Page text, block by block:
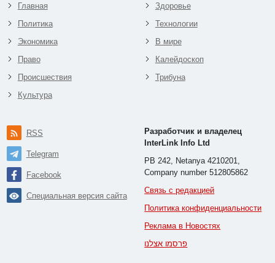
Главная
Политика
Экономика
Право
Происшествия
Культура
Здоровье
Технологии
В мире
Калейдоскоп
Трибуна
RSS
Telegram
Facebook
Специальная версия сайта
Разработчик и владелец
InterLink Info Ltd
PB 242, Netanya 4210201,
Company number 512805862
Связь с редакцией
Политика конфиденциальности
Реклама в Новостях
פרסמו אצלנו